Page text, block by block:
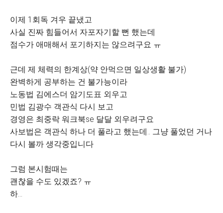
이제 1회독 겨우 끝냈고
사실 진짜 힘들어서 자포자기할 뻔 했는데
점수가 애매해서 포기하지는 않으려구요 ㅠ
근데 제 체력의 한계상(약 안먹으면 일상생활 불가)
완벽하게 공부하는 건 불가능이라
노동법 김에스더 암기도표 외우고
민법 김광수 객관식 다시 보고
경영은 최중락 워크북se 달달 외우려구요
사보법은 객관식 하나 더 풀라고 했는데.. 그냥 풀었던 거나
다시 볼까 생각중입니다
그럼 본시험때는
괜찮을 수도 있겠죠? ㅠ
하...